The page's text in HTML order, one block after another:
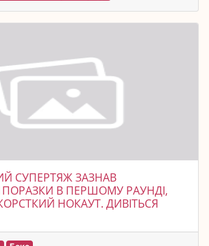
СУПЕРТЯЖ ЗАЗНАВ
ПОРАЗКИ В ПЕРШОМУ РАУНДІ,
НОКАУТ. ДИВІТЬСЯ